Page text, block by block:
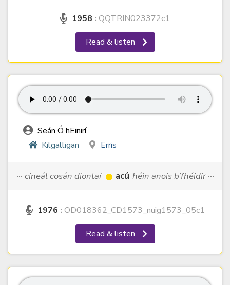
1958 : QQTRIN023372c1
Read & listen
Seán Ó hEinirí
Kilgalligan
Erris
··· cineál cosán díontaí acú héin anois b’fhéidir ···
1976 : OD018362_CD1573_nuig1573_05c1
Read & listen